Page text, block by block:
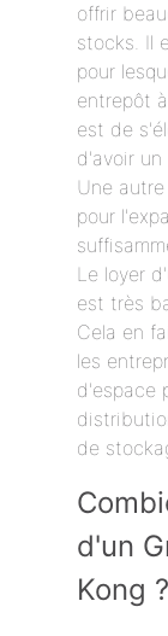
offrir
stocks. Il
pour
entrepôt
est de
d'avoir
Une
pour
Le loyer
est très
Cela en
les
d'espace
de
d'un
Kong ?